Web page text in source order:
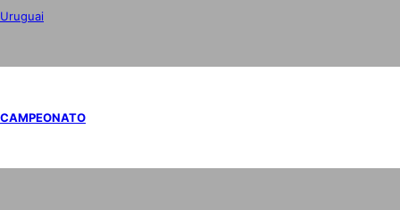
Uruguai
CAMPEONATO